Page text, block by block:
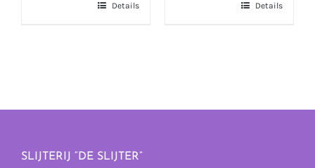
Details
Details
SLIJTERIJ “DE SLIJTER”